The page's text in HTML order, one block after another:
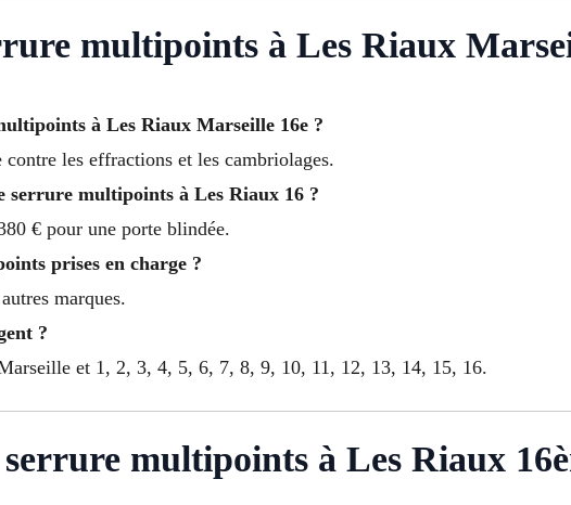
multipoints à Les Riaux
à Les Riaux Marseille 16e ?
les effractions et les cambriolages.
serrure multipoints à Les Riaux 16 ?
€ pour une porte blindée.
prises en charge ?
marques.
?
et 1, 2, 3, 4, 5, 6, 7, 8, 9, 10, 11, 12, 13, 14, 15, 16.
multipoints à Les Riaux